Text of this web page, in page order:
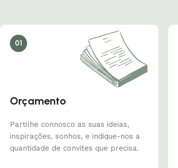
01
Orçamento
Partilhe connosco as suas ideias,
inspirações, sonhos, e indique-nos a
quantidade de convites que precisa.